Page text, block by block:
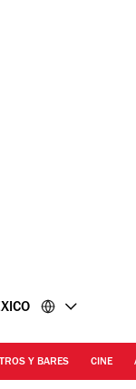
Y BARES CINE